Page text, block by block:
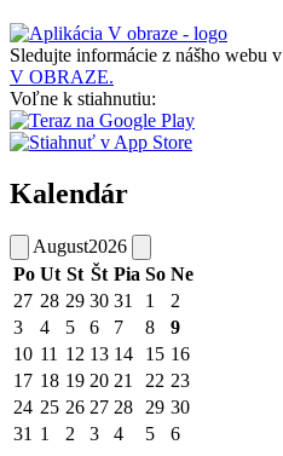
Sledujte informácie z nášho webu v
V OBRAZE.
Voľne k stiahnutiu:
Kalendár
August2026
Po Ut St Št Pia So Ne
27 28 29 30 31 1
2
3
4 5 6 7 8
9
10 11 12 13 14 15 16
17 18 19 20 21 22 23
24 25 26 27 28 29 30
31 1 2 3 4 5 6